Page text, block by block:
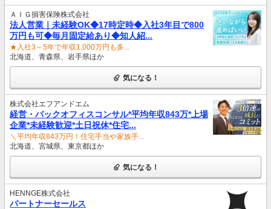
ＡＩＧ損害保険株式会社
法人営業｜未経験OK◆17時定時◆入社3年目で800
万円も可◆毎月固定給あり◆知人紹...
★入社3～5年で年収1,000万円も多...
北海道、青森県、岩手県ほか
気になる！
株式会社エフアンドエム
経営・バックオフィスコンサル*平均年収843万*上場
企業*未経験歓迎*土日祝休*住宅...
＼平均年収843万円！住宅手当や家族手...
北海道、宮城県、東京都ほか
気になる！
HENNGE株式会社
パートナーセールス